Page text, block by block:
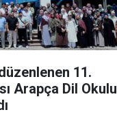
11.
Arapça Dil Okulu